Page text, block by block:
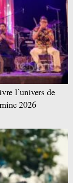
l’univers de
2026